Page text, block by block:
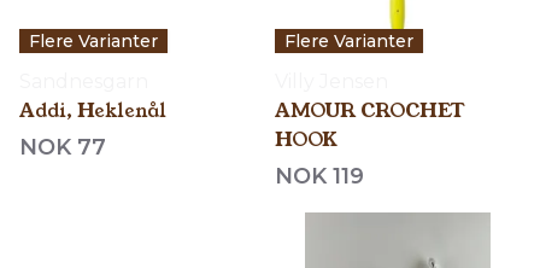
Flere Varianter
Addi, Heklenål
NOK 77
Flere Varianter
AMOUR CROCHET
HOOK
NOK 119